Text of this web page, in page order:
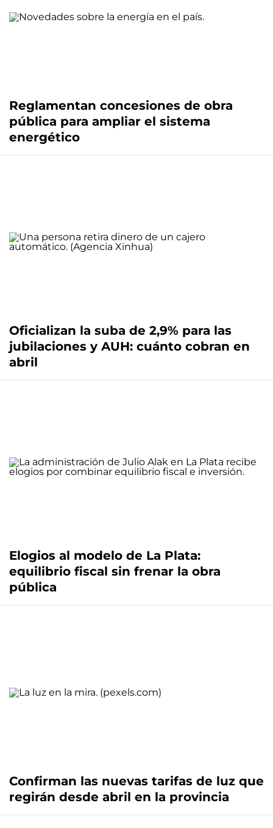
Reglamentan concesiones de obra
pública para ampliar el sistema
energético
Oficializan la suba de 2,9% para las
jubilaciones y AUH: cuánto cobran en
abril
Elogios al modelo de La Plata:
equilibrio fiscal sin frenar la obra
pública
Confirman las nuevas tarifas de luz que
regirán desde abril en la provincia